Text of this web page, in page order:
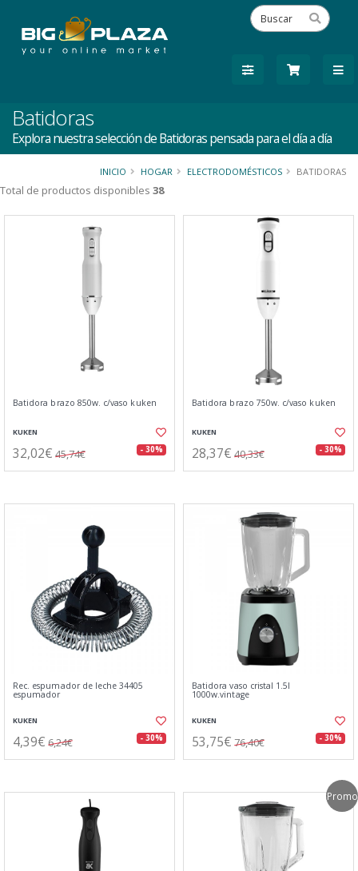
Batidoras
Explora nuestra selección de Batidoras pensada para el día a día
INICIO HOGAR ELECTRODOMÉSTICOS BATIDORAS
Total de productos disponibles 38
Batidora brazo 850w. c/vaso kuken
KUKEN
32,02€ 45,74€ - 30%
Batidora brazo 750w. c/vaso kuken
KUKEN
28,37€ 40,33€ - 30%
Rec. espumador de leche 34405
espumador
KUKEN
4,39€ 6,24€ - 30%
Batidora vaso cristal 1.5l
1000w.vintage
KUKEN
53,75€ 76,40€ - 30%
Promo